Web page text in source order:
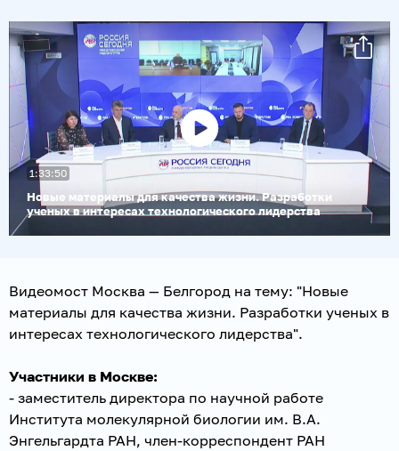
Воспроизвести
видео
Новые материалы для качества жизни. Разработки
ученых в интересах технологического лидерства
1:33:50
Видеомост Москва — Белгород на тему: "Новые
материалы для качества жизни. Разработки ученых в
интересах технологического лидерства".
Участники в Москве:
- заместитель директора по научной работе
Института молекулярной биологии им. В.А.
Энгельгардта РАН, член-корреспондент РАН